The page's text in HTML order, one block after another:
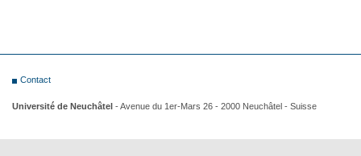
Contact
Université de Neuchâtel - Avenue du 1er-Mars 26 - 2000 Neuchâtel - Suisse